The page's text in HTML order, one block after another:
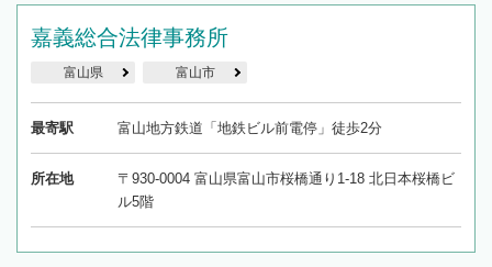
嘉義総合法律事務所
富山県 富山市
最寄駅 富山地方鉄道「地鉄ビル前電停」徒歩2分
所在地
〒930-0004 富山県富山市桜橋通り1-18 北日本桜橋ビ
ル5階